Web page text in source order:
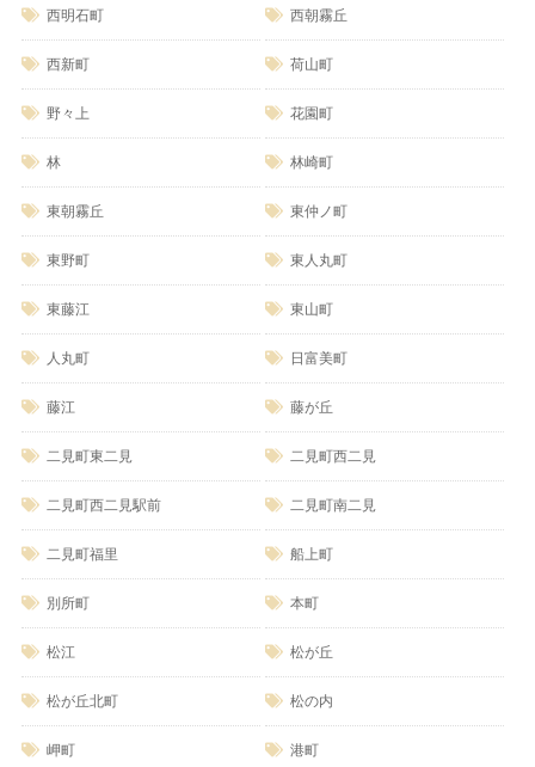
西明石町 西朝霧丘
西新町 荷山町
野々上 花園町
林 林崎町
東朝霧丘 東仲ノ町
東野町 東人丸町
東藤江 東山町
人丸町 日富美町
藤江 藤が丘
二見町東二見 二見町西二見
二見町西二見駅前 二見町南二見
二見町福里 船上町
別所町 本町
松江 松が丘
松が丘北町 松の内
岬町 港町